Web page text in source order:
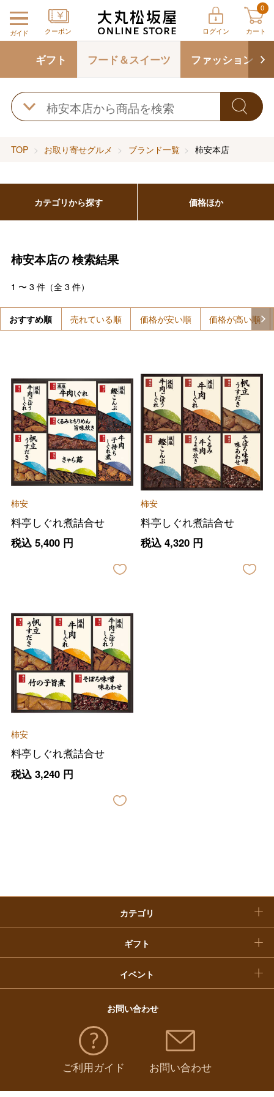
ガイド クーポン ログイン
0
カート
ギフト フード＆スイーツ ファッション
TOP お取り寄せグルメ ブランド一覧 柿安本店
柿安本店の検索結果
1 〜 3件（全 3件）
おすすめ順 売れている順 価格が安い順 価格が高い順
柿安
料亭しぐれ煮詰合せ
税込 5,400円
柿安
料亭しぐれ煮詰合せ
税込 4,320円
柿安
料亭しぐれ煮詰合せ
税込 3,240円
カテゴリから探す 価格ほか
カテゴリ
フード＆スイーツ
ビューティー
ホーム＆インテリア
ギフト
大丸・松坂屋のギフト
イベント
バレンタインチョコレート
ホワイトデー
母の日
敬老の日
福袋
お問い合わせ
ご利用ガイド お問い合わせ